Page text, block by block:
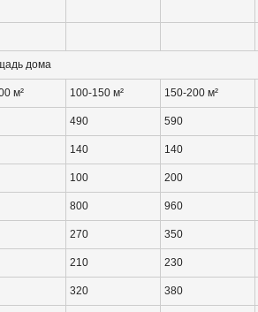
дома
м² 100-150 м² 150-200 м²
490 590
140 140
100 200
800 960
270 350
210 230
320 380